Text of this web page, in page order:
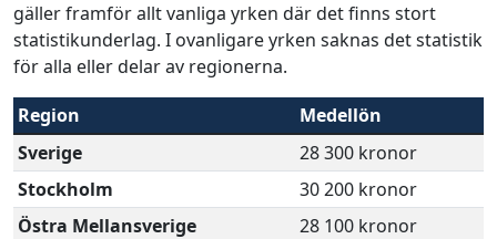
gäller framför allt vanliga yrken där det finns stort
statistikunderlag. I ovanligare yrken saknas det statistik
för alla eller delar av regionerna.
Region
Medellön
Sverige
28 300 kronor
Stockholm
30 200 kronor
Östra Mellansverige
28 100 kronor